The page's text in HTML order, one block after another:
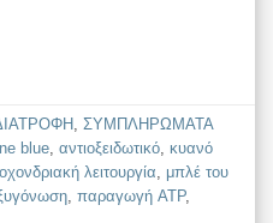
,ΣΥΜΠΛΗΡΩΜΑΤΑ
blue,αντιοξειδωτικό, κυανό
λειτουργία, μπλέ του
,παραγωγή ATP,